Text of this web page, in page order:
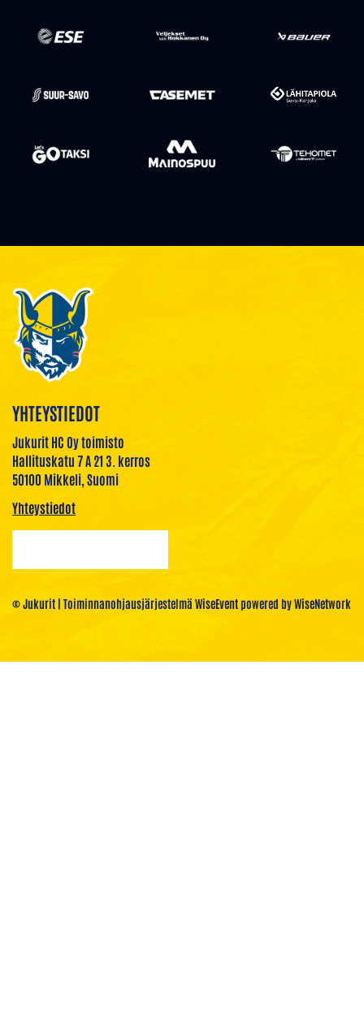
YHTEYSTIEDOT
Jukurit HC Oy toimisto
Hallituskatu 7 A 21 3. kerros
50100 Mikkeli, Suomi
Yhteystiedot
© Jukurit | Toiminnanohjausjärjestelmä WiseEventpowered byWiseNetwork